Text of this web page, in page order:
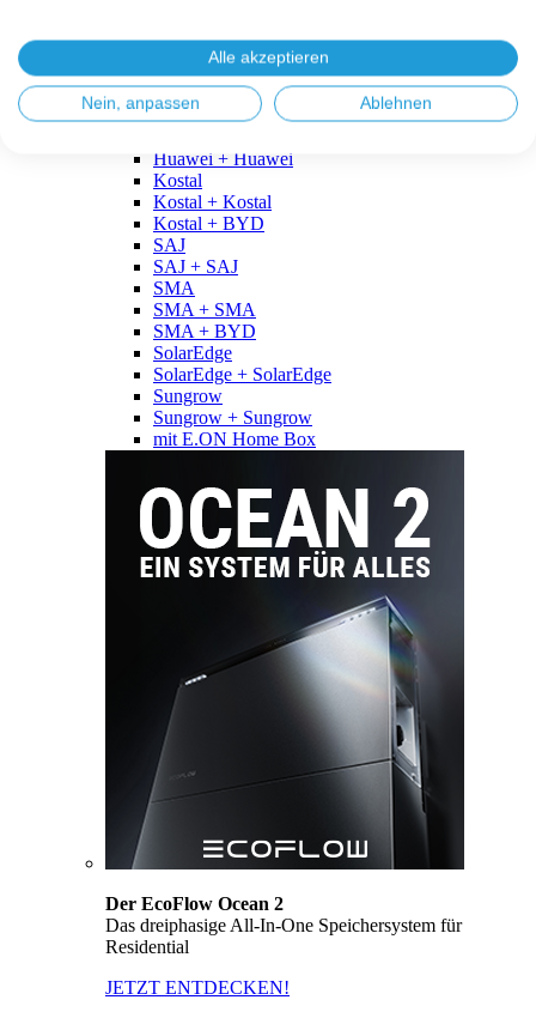
Fronius + BYD
GoodWe
GoodWe + GoodWe
GoodWe + BYD
Huawei + Huawei
Kostal
Kostal + Kostal
Kostal + BYD
SAJ
SAJ + SAJ
SMA
SMA + SMA
SMA + BYD
SolarEdge
SolarEdge + SolarEdge
Sungrow
Sungrow + Sungrow
mit E.ON Home Box
Der EcoFlow Ocean 2
Das dreiphasige All-In-One Speichersystem für
Residential
JETZT ENTDECKEN!
Alle akzeptieren
Nein, anpassen Ablehnen